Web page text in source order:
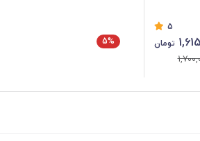
5
تومان
5%